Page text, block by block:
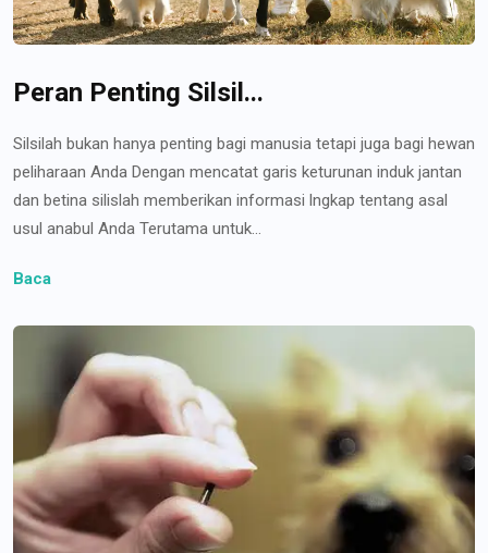
Peran Penting Silsil...
Silsilah bukan hanya penting bagi manusia tetapi juga bagi hewan
peliharaan Anda Dengan mencatat garis keturunan induk jantan
dan betina silislah memberikan informasi lngkap tentang asal
usul anabul Anda Terutama untuk...
Baca